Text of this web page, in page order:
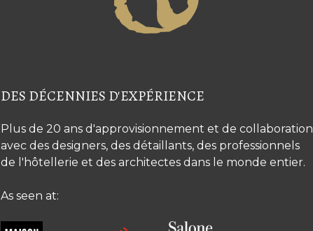
DES DÉCENNIES D'EXPÉRIENCE
Plus de 20 ans d'approvisionnement et de collaboration
avec des designers, des détaillants, des professionnels
de l'hôtellerie et des architectes dans le monde entier.
As seen at: